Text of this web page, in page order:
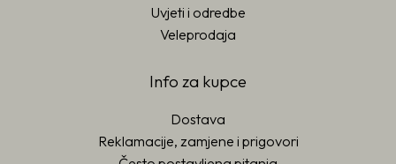
Uvjeti i odredbe
Veleprodaja
Info za kupce
Dostava
Reklamacije, zamjene i prigovori